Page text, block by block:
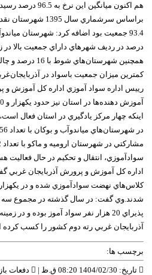
هم اکنون ميانگين
براساس سرشماري سال
درصد در رديف شهرهاي داراي جمعيت بالا در
کمترين ميزان جمعيت باسواد در
رييس اداره سواد آموزي اداره کل آموزش و
سوادآموزي، انتقال و تحکيم در حال فعاليت
شدند.وي گفت: در سال گذشته در مجموع سه
پذيراي 20 هزار نفر سواد آموز بوده
آذربايجان غربي رته دوم کشور را کسب
برچسب ها:
تاریخ: 1404/02/30 08:20 ق.ظ | دفعات